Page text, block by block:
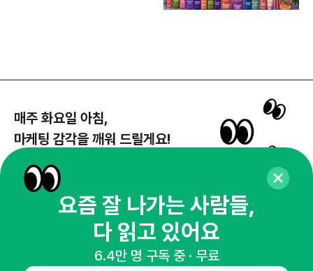
매주 화요일 아침,
마케팅 감각을 깨워 드릴게요!
뉴스레터 구독하기
요즘 잘 나가는 사람들,
다 읽고 있어요
6.4만 명 구독 중 · 무료